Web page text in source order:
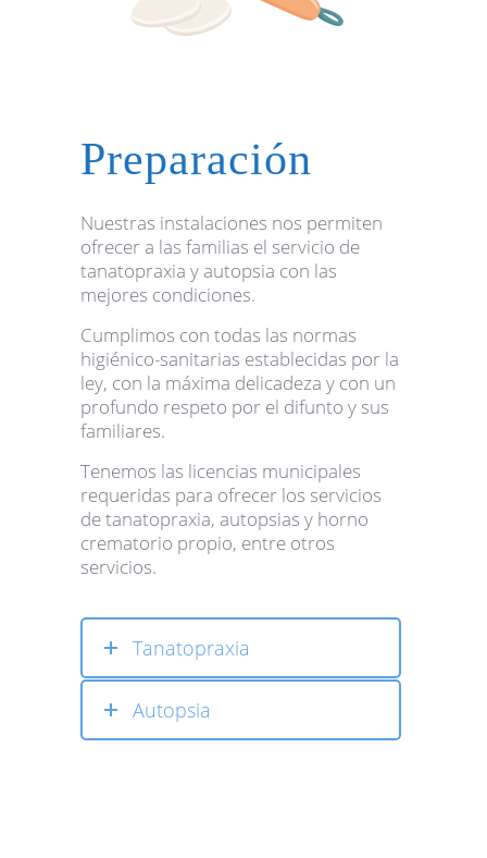
Preparación
Nuestras instalaciones nos permiten
ofrecer a las familias el servicio de
tanatopraxia y autopsia con las
mejores condiciones.
Cumplimos con todas las normas
higiénico-sanitarias establecidas por la
ley, con la máxima delicadeza y con un
profundo respeto por el difunto y sus
familiares.
Tenemos las licencias municipales
requeridas para ofrecer los servicios
de tanatopraxia, autopsias y horno
crematorio propio, entre otros
servicios.
Tanatopraxia
Autopsia